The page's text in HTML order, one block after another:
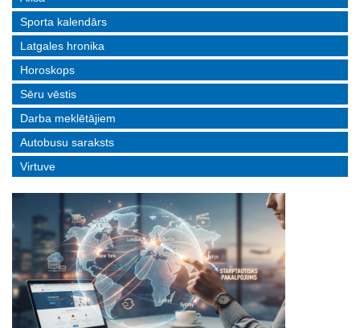
Sporta kalendārs
Latgales hronika
Horoskops
Sēru vēstis
Darba meklētājiem
Autobusu saraksts
Virtuve